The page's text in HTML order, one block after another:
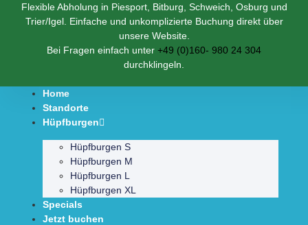
Flexible Abholung in Piesport, Bitburg, Schweich, Osburg und
Trier/Igel. Einfache und unkomplizierte Buchung direkt über
unsere Website.
Bei Fragen einfach unter +49 (0)160- 980 24 304
durchklingeln.
Home
Standorte
Hüpfburgen
Hüpfburgen S
Hüpfburgen M
Hüpfburgen L
Hüpfburgen XL
Specials
Jetzt buchen